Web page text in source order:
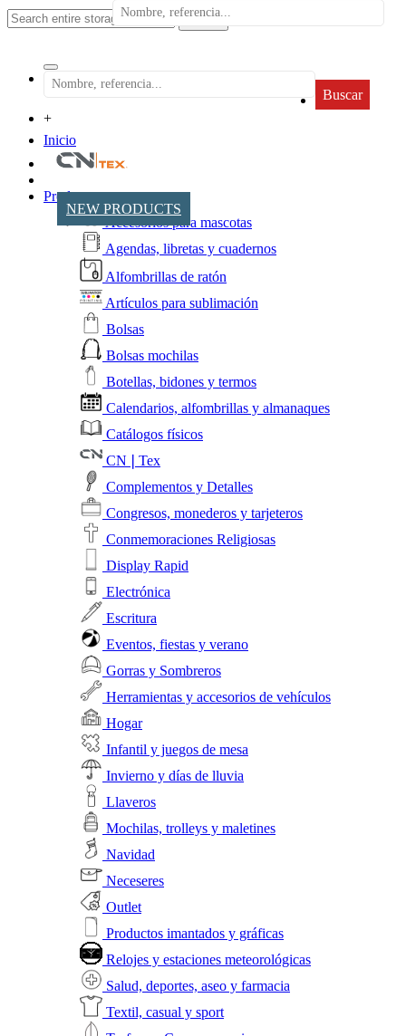
search
Buscar
+
Inicio
NEW PRODUCTS
Productos
Accesorios para mascotas
Agendas, libretas y cuadernos
Alfombrillas de ratón
Artículos para sublimación
Bolsas
Bolsas mochilas
Botellas, bidones y termos
Calendarios, alfombrillas y almanaques
Catálogos físicos
CN❘Tex
Complementos y Detalles
Congresos, monederos y tarjeteros
Conmemoraciones Religiosas
Display Rapid
Electrónica
Escritura
Eventos, fiestas y verano
Gorras y Sombreros
Herramientas y accesorios de vehículos
Hogar
Infantil y juegos de mesa
Invierno y días de lluvia
Llaveros
Mochilas, trolleys y maletines
Navidad
Neceseres
Outlet
Productos imantados y gráficas
Relojes y estaciones meteorológicas
Salud, deportes, aseo y farmacia
Textil, casual y sport